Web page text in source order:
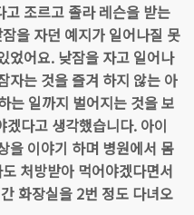
조르고 졸라 레슨을 받는
을 자던 예지가 일어나질 못
었어요. 낮잠을 자고 일어나
자는 것을 즐겨 하지 않는 아
는 일까지 벌어지는 것을 보
다고 생각했습니다. 아이
을 이야기 하며 병원에서 몸
처방받아 먹어야겠다면서
화장실을 2번 정도 다녀오